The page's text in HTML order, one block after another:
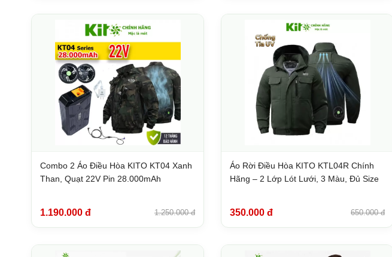
Combo 2 Áo Điều Hòa KITO KT04 Xanh
Than, Quạt 22V Pin 28.000mAh
1.190.000 đ 1.250.000 đ
Áo Rời Điều Hòa KITO KTL04R Chính
Hãng – 2 Lớp Lót Lưới, 3 Màu, Đủ Size
350.000 đ 650.000 đ